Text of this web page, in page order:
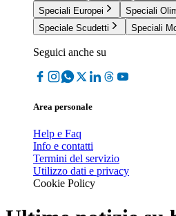
Speciali Europei
Speciali
Speciale Scudetti
Speciali
Seguici anche su
Area personale
Help e Faq
Info e contatti
Termini del servizio
Utilizzo dati e privacy
Cookie Policy